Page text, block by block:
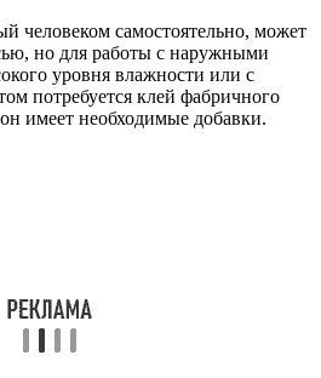
человеком самостоятельно, может
но для работы с наружными
уровня влажности или с
потребуется клей фабричного
имеет необходимые добавки.